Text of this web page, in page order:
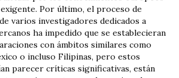
Por último, el proceso de
varios investigadores dedicados a
ha impedido que se establecieran
con ámbitos similares como
o incluso Filipinas, pero estos
parecer críticas significativas, están